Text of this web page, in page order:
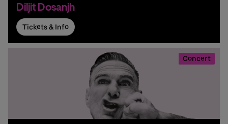
Diljit Dosanjh
Tickets & Info
Concert